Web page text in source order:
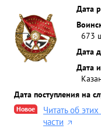
Дата
673
Дата
Дата
Дата поступления на
Новое
Читать об
части